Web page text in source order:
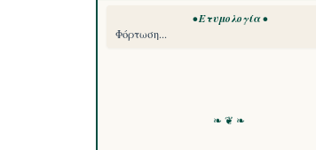
• Ετυμολογία •
Φόρτωση...
❧ ❦ ❧